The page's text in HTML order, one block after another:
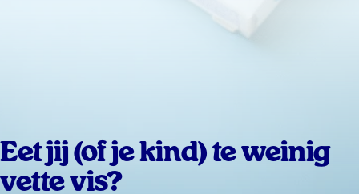
Eet jij (of je kind) te weinig
vette vis?